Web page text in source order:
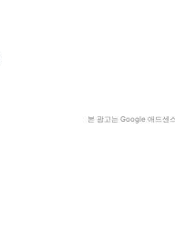
본 광고는 Google 애드센